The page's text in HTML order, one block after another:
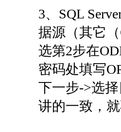
3、SQL
据源（其它
选第2步在
密码处填写
下一步->选
讲的一致，